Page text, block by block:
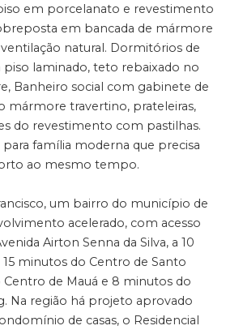
em porcelanato e revestimento
em bancada de mármore
natural. Dormitórios de
piso laminado, teto rebaixado no
Banheiro social com gabinete de
mármore travertino, prateleiras,
do revestimento com pastilhas.
família moderna que precisa
ao mesmo tempo.
um bairro do município de
acelerado, com acesso
Airton Senna da Silva, a 10
minutos do Centro de Santo
de Mauá e 8 minutos do
Na região há projeto aprovado
de casas, o Residencial